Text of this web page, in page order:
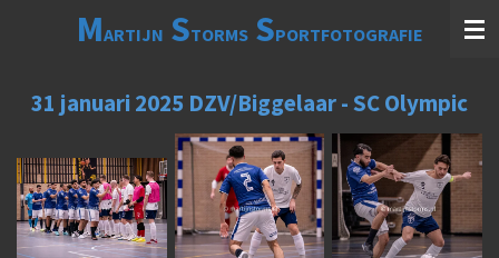
hoofdinhoud
MARTIJN STORMSSPORTFOTOGRAFIE
31 januari 2025 DZV/Biggelaar - SC Olympic